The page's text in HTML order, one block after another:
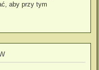
aby przy tym